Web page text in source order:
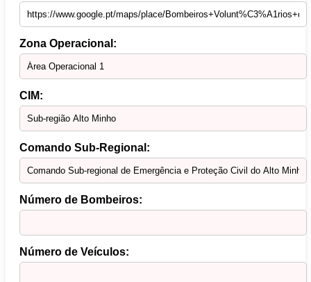
Zona Operacional:
CIM:
Comando Sub-Regional:
Número de Bombeiros:
Número de Veículos: